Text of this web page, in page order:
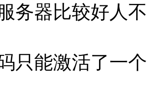
务器比较好人
只能激活了一